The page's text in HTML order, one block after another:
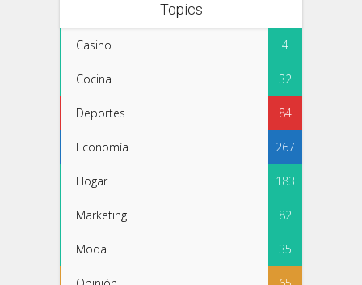
Topics
Casino 4
Cocina 32
Deportes 84
Economía 267
Hogar 183
Marketing 82
Moda 35